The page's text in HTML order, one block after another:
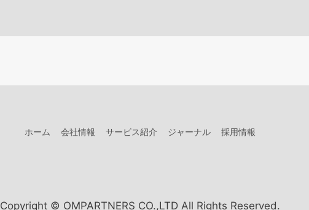
ホーム 会社情報 サービス紹介 ジャーナル 採用情報
Copyright © OMPARTNERS CO.,LTD All Rights Reserved.